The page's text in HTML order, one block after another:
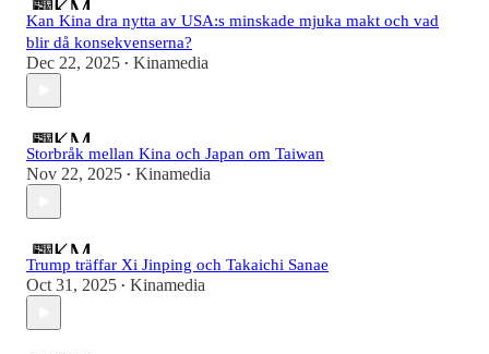
Kan Kina dra nytta av USA:s minskade mjuka makt och vad
blir då konsekvenserna?
Dec 22, 2025 • Kinamedia
Storbråk mellan Kina och Japan om Taiwan
Nov 22, 2025 • Kinamedia
Trump träffar Xi Jinping och Takaichi Sanae
Oct 31, 2025 • Kinamedia